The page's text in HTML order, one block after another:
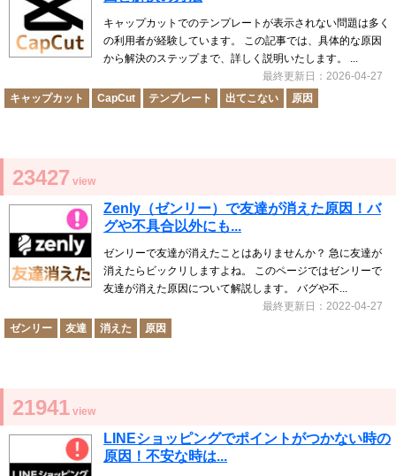
キャップカットでのテンプレートが表示されない問題は多く
の利用者が経験しています。 この記事では、具体的な原因
から解決のステップまで、詳しく説明いたします。 ...
最終更新日：2026-04-27
キャップカット
CapCut テンプレート 出てこない 原因
23427 view
Zenly（ゼンリー）で友達が消えた原因！バ
グや不具合以外にも...
ゼンリーで友達が消えたことはありませんか？ 急に友達が
消えたらビックリしますよね。 このページではゼンリーで
友達が消えた原因について解説します。 バグや不...
最終更新日：2022-04-27
ゼンリー
友達 消えた 原因
21941 view
LINEショッピングでポイントがつかない時の
原因！不安な時は...